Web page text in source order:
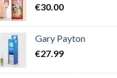
€30.00
Gary Payton
€27.99